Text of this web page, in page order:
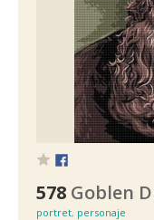
578 Goblen
portret, personaje